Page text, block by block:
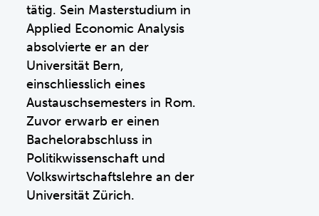
tätig. Sein Masterstudium in
Applied Economic Analysis
absolvierte er an der
Universität Bern,
einschliesslich eines
Austauschsemesters in Rom.
Zuvor erwarb er einen
Bachelorabschluss in
Politikwissenschaft und
Volkswirtschaftslehre an der
Universität Zürich.